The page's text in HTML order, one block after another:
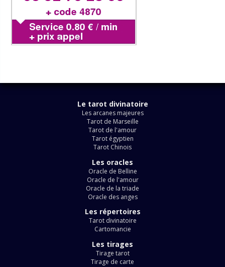
Le tarot divinatoire
Les arcanes majeures
Tarot de Marseille
Tarot de l'amour
Tarot égyptien
Tarot Chinois
Les oracles
Oracle de Belline
Oracle de l'amour
Oracle de la triade
Oracle des anges
Les répertoires
Tarot divinatoire
Cartomancie
Les tirages
Tirage tarot
Tirage de carte